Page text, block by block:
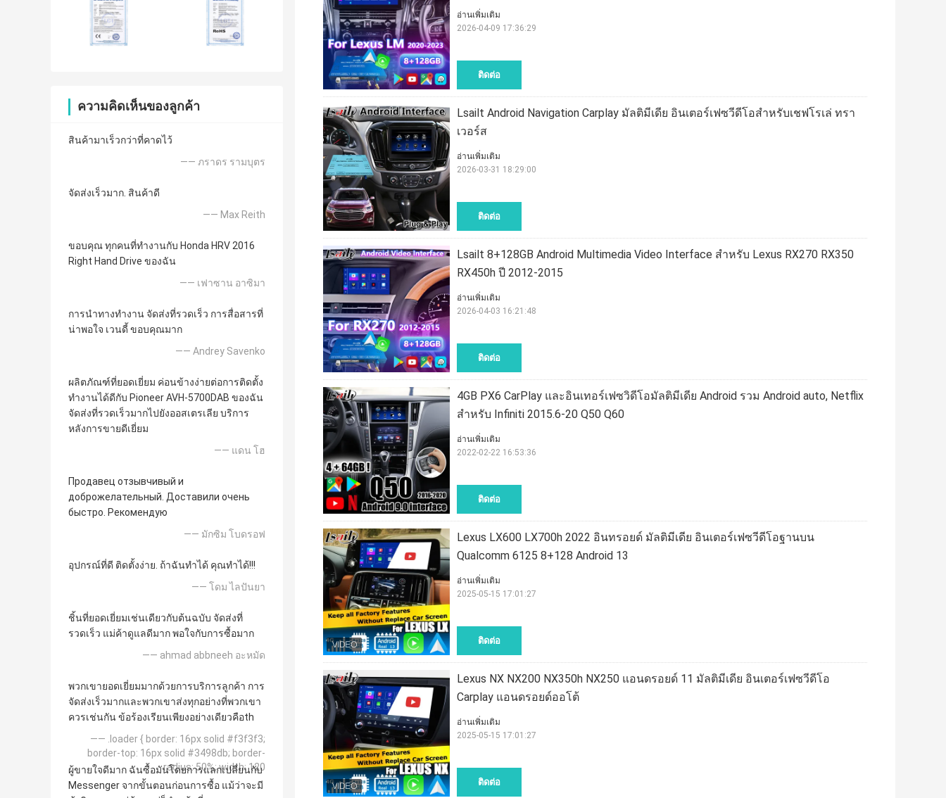
ความคิดเห็นของลูกค้า
สินค้ามาเร็วกว่าที่คาดไว้
—— ภราดร รามบุตร
จัดส่งเร็วมาก. สินค้าดี
—— Max Reith
ขอบคุณ ทุกคนที่ทำงานกับ Honda HRV 2016
Right Hand Drive ของฉัน
—— เฟาซาน อาซิมา
การนำทางทำงาน จัดส่งที่รวดเร็ว การสื่อสารที่
น่าพอใจ เวนดี้ ขอบคุณมาก
—— Andrey Savenko
ผลิตภัณฑ์ที่ยอดเยี่ยม ค่อนข้างง่ายต่อการติดตั้ง
ทำงานได้ดีกับ Pioneer AVH-5700DAB ของฉัน
จัดส่งที่รวดเร็วมากไปยังออสเตรเลีย บริการ
หลังการขายดีเยี่ยม
—— แดน โฮ
Продавец отзывчивый и
доброжелательный. Доставили очень
быстро. Рекомендую
—— มักซิม โบดรอฟ
อุปกรณ์ที่ดี ติดตั้งง่าย. ถ้าฉันทำได้ คุณทำได้!!!
—— โดม ไลปันยา
ชิ้นที่ยอดเยี่ยมเช่นเดียวกับต้นฉบับ จัดส่งที่
รวดเร็ว แม่ค้าดูแลดีมาก พอใจกับการซื้อมาก
—— ahmad abbneeh อะหมัด
พวกเขายอดเยี่ยมมากด้วยการบริการลูกค้า การ
จัดส่งเร็วมากและพวกเขาส่งทุกอย่างที่พวกเขา
ควรเช่นกัน ข้อร้องเรียนเพียงอย่างเดียวคือth
—— .loader { border: 16px solid #f3f3f3;
border-top: 16px solid #3498db; border-
radius: 50%; width: 120
ผู้ขายใจดีมาก ฉันซื้อมันโดยการแลกเปลี่ยนกับ
Messenger จากขั้นตอนก่อนการซื้อ แม้ว่าจะมี
ติดต่อ
อ่านเพิ่มเติม
2026-04-09 17:36:29
Lsailt Android Navigation Carplay มัลติมีเดีย อินเตอร์เฟซวีดีโอสําหรับเชฟโรเล่ ทรา
เวอร์ส
ติดต่อ
อ่านเพิ่มเติม
2026-03-31 18:29:00
Lsailt 8+128GB Android Multimedia Video Interface สําหรับ Lexus RX270 RX350
RX450h ปี 2012-2015
ติดต่อ
อ่านเพิ่มเติม
2026-04-03 16:21:48
4GB PX6 CarPlay และอินเทอร์เฟซวิดีโอมัลติมีเดีย Android รวม Android auto, Netflix
สำหรับ Infiniti 2015.6-20 Q50 Q60
ติดต่อ
อ่านเพิ่มเติม
2022-02-22 16:53:36
Lexus LX600 LX700h 2022 อินทรอยด์ มัลติมีเดีย อินเตอร์เฟซวีดีโอฐานบน
Qualcomm 6125 8+128 Android 13
ติดต่อ
อ่านเพิ่มเติม
2025-05-15 17:01:27
Lexus NX NX200 NX350h NX250 แอนดรอยด์ 11 มัลติมีเดีย อินเตอร์เฟซวีดีโอ
Carplay แอนดรอยด์ออโต้
ติดต่อ
อ่านเพิ่มเติม
2025-05-15 17:01:27